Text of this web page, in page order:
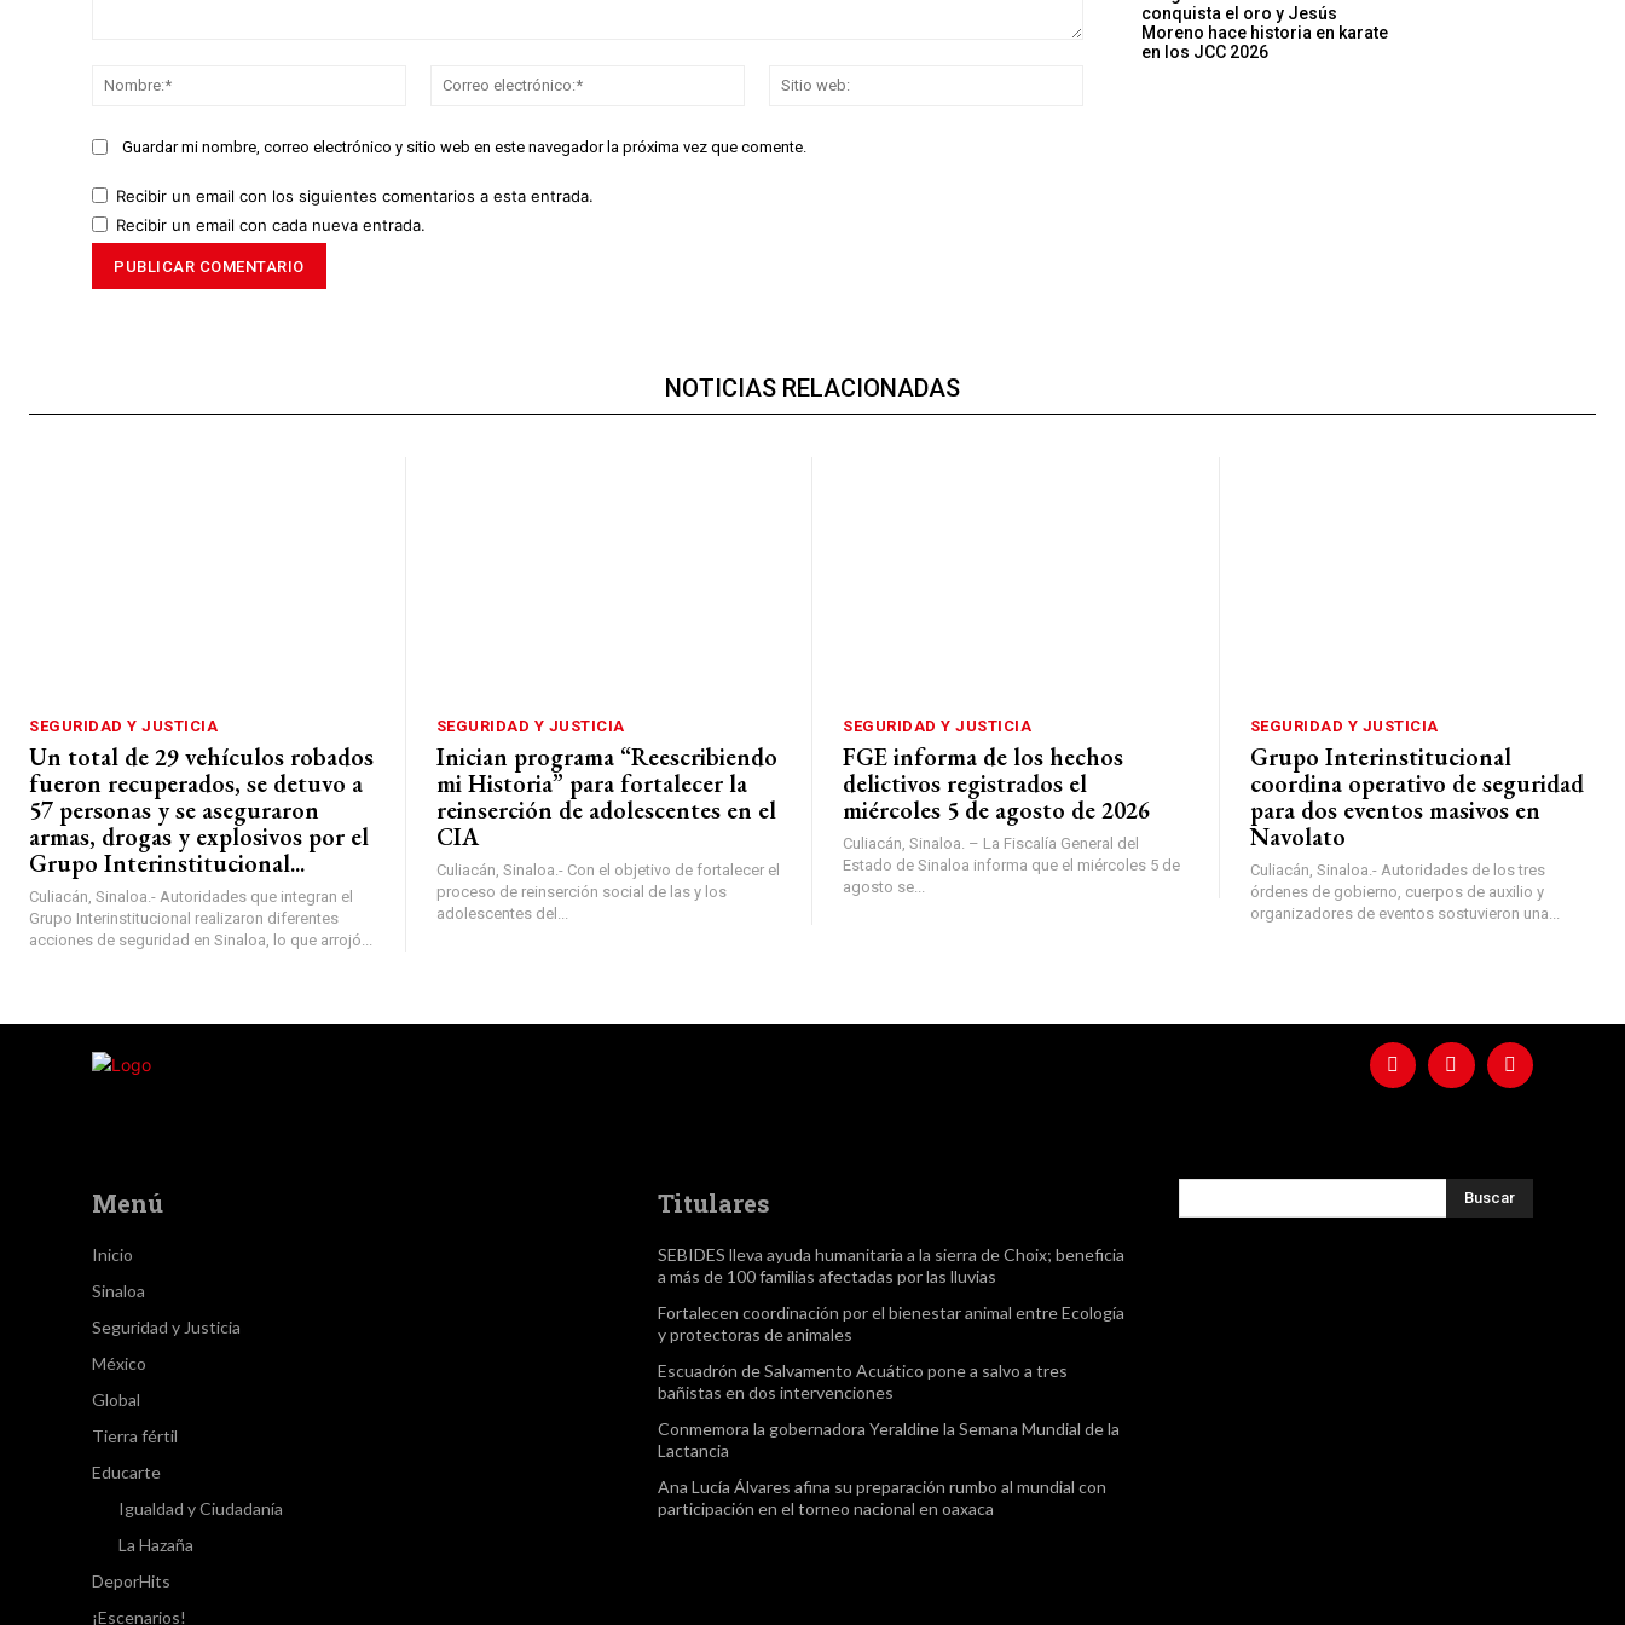
Nombre:*
Correo
Guardar mi nombre, correo electrónico y sitio web en este navegador la próxima vez que comente.
Recibir un email con los siguientes comentarios a esta entrada.
Recibir un email con cada nueva entrada.
conquista el oro y Jesús
Moreno hace historia en karate
en los JCC 2026
NOTICIAS RELACIONADAS
SEGURIDAD Y JUSTICIA
Un total de 29 vehículos robados
fueron recuperados, se detuvo a
57 personas y se aseguraron
armas, drogas y explosivos por el
Grupo Interinstitucional...
Culiacán, Sinaloa.- Autoridades que integran el
Grupo Interinstitucional realizaron diferentes
acciones de seguridad en Sinaloa, lo que arrojó...
SEGURIDAD Y JUSTICIA
Inician programa “Reescribiendo
mi Historia” para fortalecer la
reinserción de adolescentes en el
CIA
Culiacán, Sinaloa.- Con el objetivo de fortalecer el
proceso de reinserción social de las y los
adolescentes del...
SEGURIDAD Y JUSTICIA
FGE informa de los hechos
delictivos registrados el
miércoles 5 de agosto de 2026
Culiacán, Sinaloa. – La Fiscalía General del
Estado de Sinaloa informa que el miércoles 5 de
agosto se...
SEGURIDAD Y JUSTICIA
Grupo Interinstitucional
coordina operativo de seguridad
para dos eventos masivos en
Navolato
Culiacán, Sinaloa.- Autoridades de los tres
órdenes de gobierno, cuerpos de auxilio y
organizadores de eventos sostuvieron una...
Menú
Inicio
Sinaloa
Seguridad y Justicia
México
Global
Tierra fértil
Educarte
Igualdad y Ciudadanía
La Hazaña
DeporHits
¡Escenarios!
Titulares
SEBIDES lleva ayuda humanitaria a la sierra de Choix; beneficia
a más de 100 familias afectadas por las lluvias
Fortalecen coordinación por el bienestar animal entre Ecología
y protectoras de animales
Escuadrón de Salvamento Acuático pone a salvo a tres
bañistas en dos intervenciones
Conmemora la gobernadora Yeraldine la Semana Mundial de la
Lactancia
Ana Lucía Álvares afina su preparación rumbo al mundial con
participación en el torneo nacional en oaxaca
Buscar